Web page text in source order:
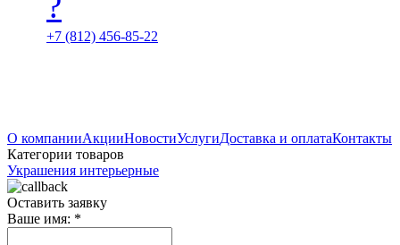
+7 (812) 456-85-22
О компанииАкцииНовостиУслугиДоставка и оплатаКонтакты
Категории товаров
Украшения интерьерные
Оставить заявку
Ваше имя: *